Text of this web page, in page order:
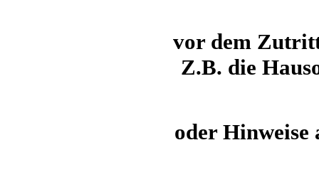
vor dem
Z.B. die
oder